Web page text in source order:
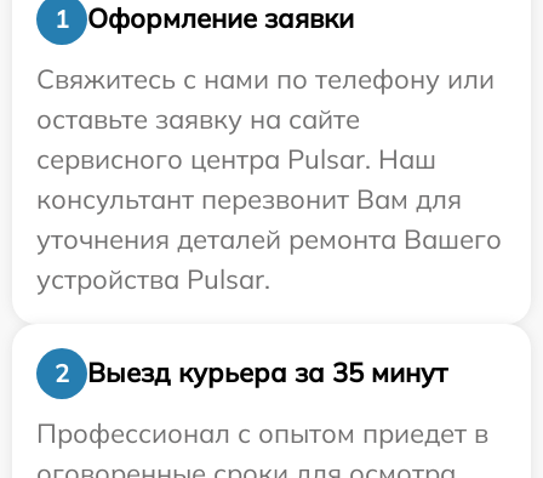
1
Оформление заявки
Свяжитесь с нами по телефону или
оставьте заявку на сайте
сервисного центра Pulsar. Наш
консультант перезвонит Вам для
уточнения деталей ремонта Вашего
устройства Pulsar.
2
Выезд курьера за 35 минут
Профессионал с опытом приедет в